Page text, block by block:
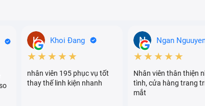
Khoi Đang
★★★★★
nhân viên 195 phục vụ tốt
thay thế linh kiện nhanh
Ngan
★★★★★
Nhân viên thân thiện
tình, cửa hàng trang
mắt